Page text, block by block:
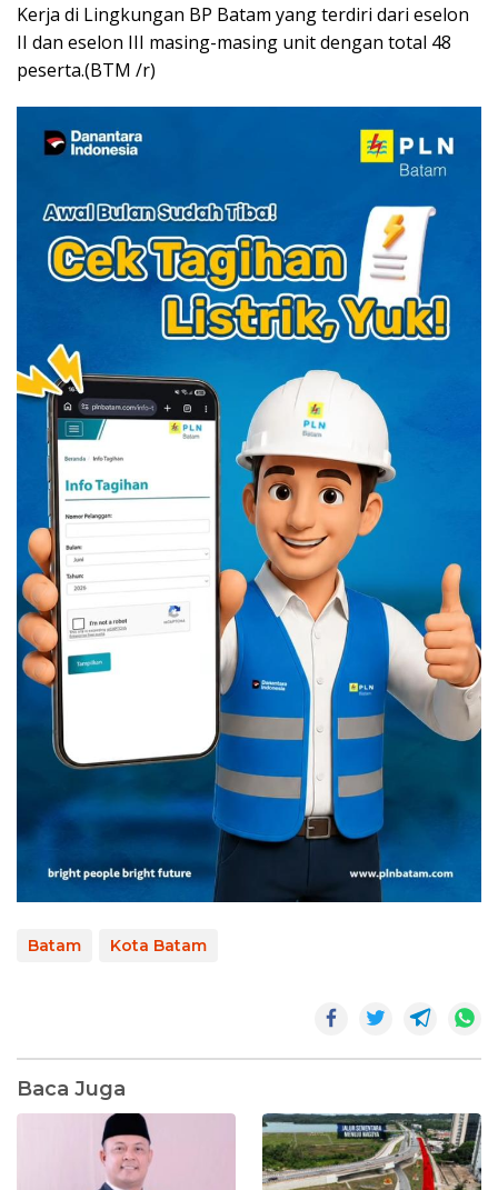
Kerja di Lingkungan BP Batam yang terdiri dari eselon
II dan eselon III masing-masing unit dengan total 48
peserta.(BTM /r)
Batam Kota Batam
Baca Juga